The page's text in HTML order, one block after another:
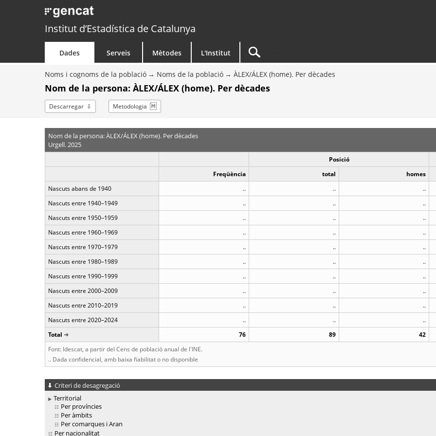
Institut d’Estadística de Catalunya
Dades Serveis Mètodes L'Institut
Noms i cognoms de la població Noms de la població ÀLEX/ÁLEX (home). Per dècades
Nom de la persona: ÀLEX/ÁLEX (home). Per dècades
Descarregar Metodologia
Nom de la persona: ÀLEX/ÁLEX (home). Per dècades
Urgell. 2025
Posició
Freqüència
total homes
Nascuts abans de 1940
.. .. ..
Nascuts entre 1940–1949
.. .. ..
Nascuts entre 1950–1959
.. .. ..
Nascuts entre 1960–1969
.. .. ..
Nascuts entre 1970–1979
.. .. ..
Nascuts entre 1980–1989
.. .. ..
Nascuts entre 1990–1999
.. .. ..
Nascuts entre 2000–2009
.. .. ..
Nascuts entre 2010–2019
.. .. ..
Nascuts entre 2020–2024
.. .. ..
Total
76 89 42
Font: Idescat, a partir del Cens de població anual de l'INE.
.. Dada confidencial, amb baixa fiabilitat o no disponible
Criteri de desagregació
Territorial
Per províncies
Per àmbits
Per comarques i Aran
Per nacionalitat